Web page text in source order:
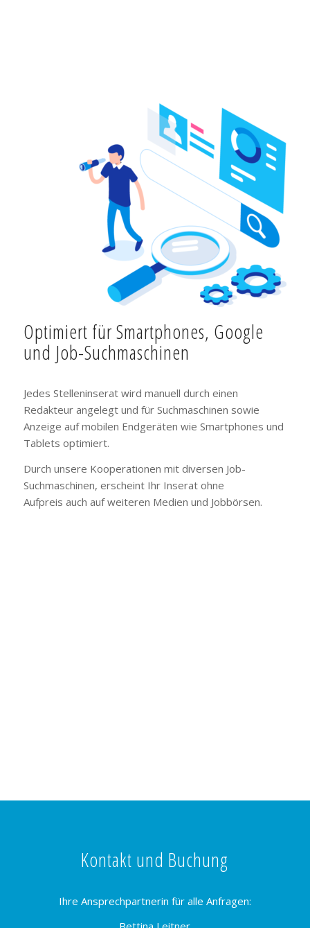
Optimiert für Smartphones, Google
und Job-Suchmaschinen
Jedes Stelleninserat wird manuell durch einen
Redakteur angelegt und für Suchmaschinen sowie
Anzeige auf mobilen Endgeräten wie Smartphones und
Tablets optimiert.
Durch unsere Kooperationen mit diversen Job-
Suchmaschinen, erscheint Ihr Inserat ohne
Aufpreis auch auf weiteren Medien und Jobbörsen.
Kontakt und Buchung
Ihre Ansprechpartnerin für alle Anfragen: